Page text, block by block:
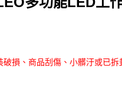
損、商品刮傷、小髒汙或已拆